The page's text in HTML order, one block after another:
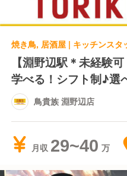
焼き鳥, 居酒屋 | キッチンスタ
【淵野辺駅＊未経験
学べる！シフト制♪選
鳥貴族 淵野辺店
月収 29~40